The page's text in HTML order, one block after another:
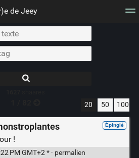
de Jeey
d'images
20 50 100
Épinglé
!
PM GMT+2 * · permalien